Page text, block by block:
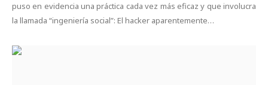
puso en evidencia una práctica cada vez más eficaz y que involucra
la llamada “ingeniería social”: El hacker aparentemente…